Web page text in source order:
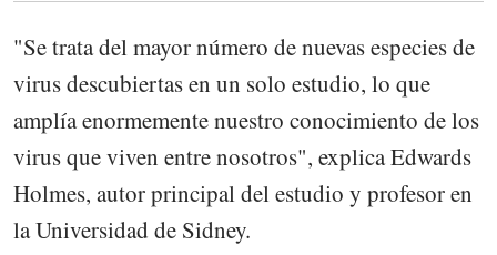
"Se trata del mayor número de nuevas especies de
virus descubiertas en un solo estudio, lo que
amplía enormemente nuestro conocimiento de los
virus que viven entre nosotros", explica Edwards
Holmes, autor principal del estudio y profesor en
la Universidad de Sidney.